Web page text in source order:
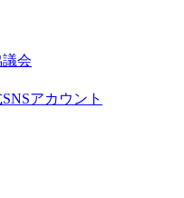
会
アカウント